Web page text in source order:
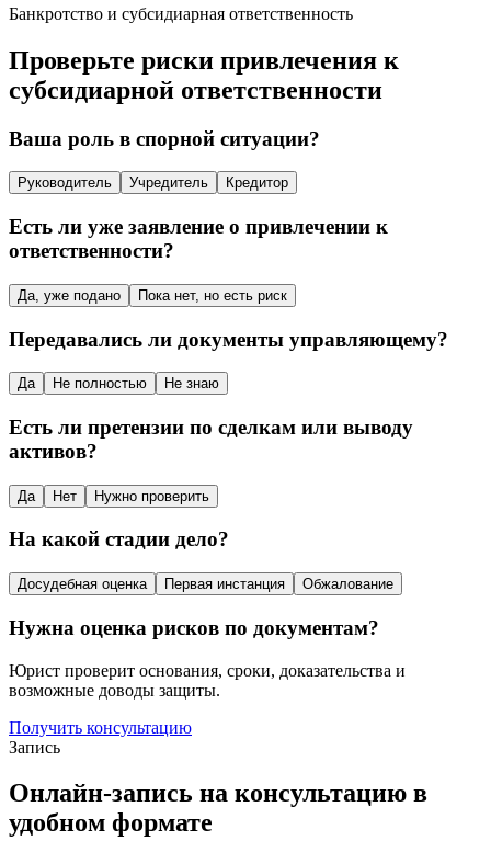
Банкротство и субсидиарная ответственность
Проверьте риски привлечения к
субсидиарной ответственности
Ваша роль в спорной ситуации?
Руководитель Учредитель Кредитор
Есть ли уже заявление о привлечении к
ответственности?
Да, уже подано Пока нет, но есть риск
Передавались ли документы управляющему?
Да Не полностью Не знаю
Есть ли претензии по сделкам или выводу
активов?
Да Нет Нужно проверить
На какой стадии дело?
Досудебная оценка Первая инстанция Обжалование
Нужна оценка рисков по документам?
Юрист проверит основания, сроки, доказательства и
возможные доводы защиты.
Получить консультацию
Запись
Онлайн-запись на консультацию в
удобном формате